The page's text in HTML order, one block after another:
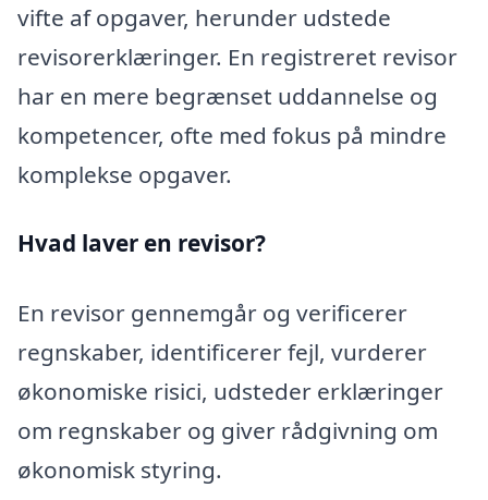
vifte af opgaver, herunder udstede
revisorerklæringer. En registreret revisor
har en mere begrænset uddannelse og
kompetencer, ofte med fokus på mindre
komplekse opgaver.
Hvad laver en revisor?
En revisor gennemgår og verificerer
regnskaber, identificerer fejl, vurderer
økonomiske risici, udsteder erklæringer
om regnskaber og giver rådgivning om
økonomisk styring.